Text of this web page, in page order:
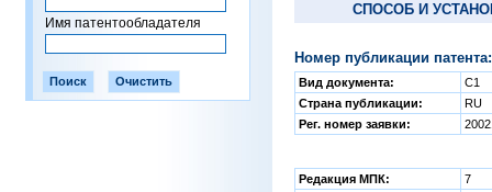
Имя патентообладателя
СПОСОБ И
Номер публикации патента:
Вид документа:
C1
Страна публикации:
RU
Рег. номер заявки:
Редакция МПК:
7